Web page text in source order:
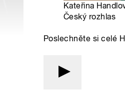
Kateřina
Český rozhlas
Poslechněte si celé